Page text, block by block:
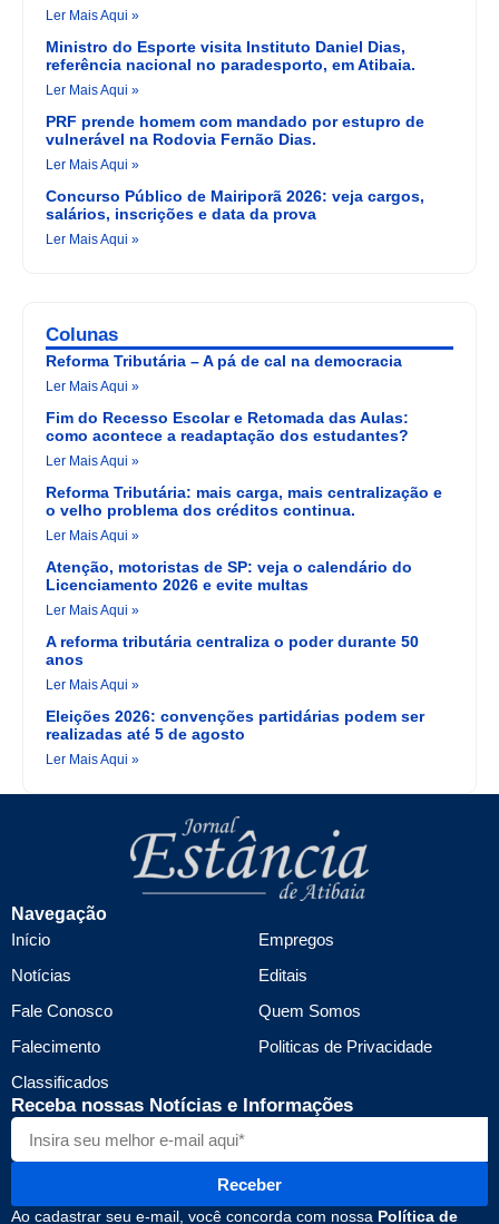
Ler Mais Aqui »
Ministro do Esporte visita Instituto Daniel Dias,
referência nacional no paradesporto, em Atibaia.
Ler Mais Aqui »
PRF prende homem com mandado por estupro de
vulnerável na Rodovia Fernão Dias.
Ler Mais Aqui »
Concurso Público de Mairiporã 2026: veja cargos,
salários, inscrições e data da prova
Ler Mais Aqui »
Colunas
Reforma Tributária – A pá de cal na democracia
Ler Mais Aqui »
Fim do Recesso Escolar e Retomada das Aulas:
como acontece a readaptação dos estudantes?
Ler Mais Aqui »
Reforma Tributária: mais carga, mais centralização e
o velho problema dos créditos continua.
Ler Mais Aqui »
Atenção, motoristas de SP: veja o calendário do
Licenciamento 2026 e evite multas
Ler Mais Aqui »
A reforma tributária centraliza o poder durante 50
anos
Ler Mais Aqui »
Eleições 2026: convenções partidárias podem ser
realizadas até 5 de agosto
Ler Mais Aqui »
Navegação
Início
Notícias
Fale Conosco
Falecimento
Classificados
Empregos
Editais
Quem Somos
Politicas de Privacidade
Receba nossas Notícias e Informações
Receber
Ao cadastrar seu e-mail, você concorda com nossa Política de